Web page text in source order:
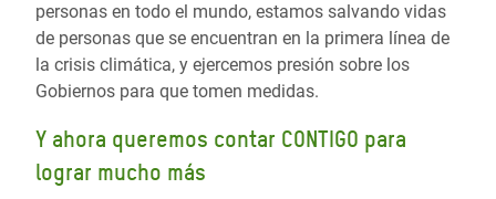
personas en todo el mundo, estamos salvando vidas
de personas que se encuentran en la primera línea de
la crisis climática, y ejercemos presión sobre los
Gobiernos para que tomen medidas.
Y ahora queremos contar CONTIGO para
lograr mucho más